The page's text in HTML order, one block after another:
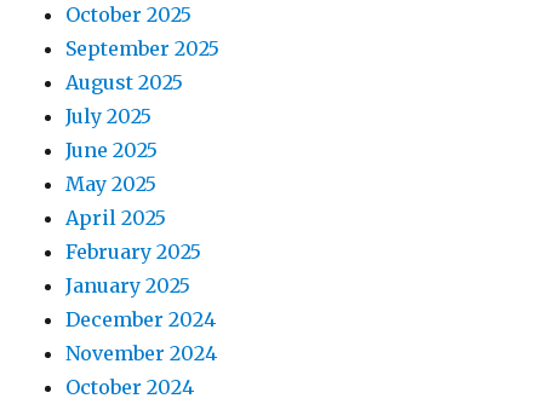
October 2025
September 2025
August 2025
July 2025
June 2025
May 2025
April 2025
February 2025
January 2025
December 2024
November 2024
October 2024